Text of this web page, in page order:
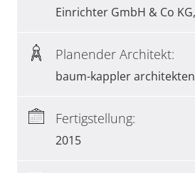
Einrichter GmbH & Co
Planender Architekt:
baum-kappler
Fertigstellung:
2015